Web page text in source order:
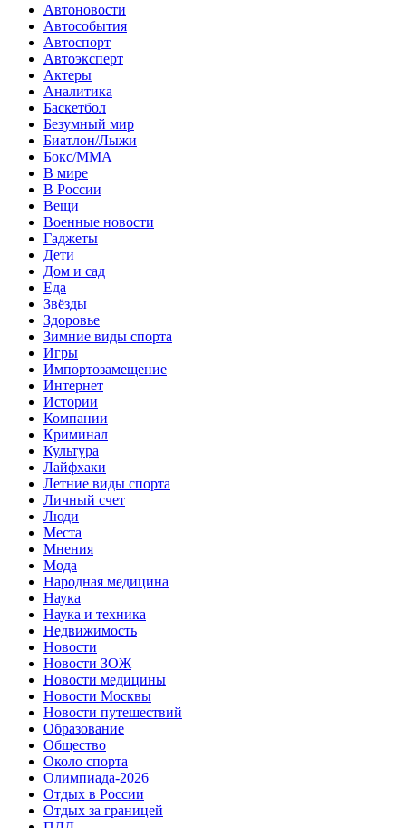
Автоновости
Автособытия
Автоспорт
Автоэксперт
Актеры
Аналитика
Баскетбол
Безумный мир
Биатлон/Лыжи
Бокс/MMA
В мире
В России
Вещи
Военные новости
Гаджеты
Дети
Дом и сад
Еда
Звёзды
Здоровье
Зимние виды спорта
Игры
Импортозамещение
Интернет
Истории
Компании
Криминал
Культура
Лайфхаки
Летние виды спорта
Личный счет
Люди
Места
Мнения
Мода
Народная медицина
Наука
Наука и техника
Недвижимость
Новости
Новости ЗОЖ
Новости медицины
Новости Москвы
Новости путешествий
Образование
Общество
Около спорта
Олимпиада-2026
Отдых в России
Отдых за границей